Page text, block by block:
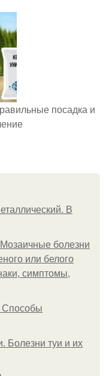
посадка и
В
болезни
или белого
симптомы,
Способы
Болезни туи и их